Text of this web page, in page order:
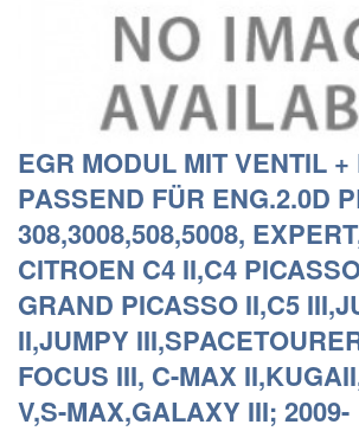
EGR MODUL MIT VENTIL
PASSEND FÜR ENG.2.0D
308,3008,508,5008,
CITROEN C4 II,C4
GRAND PICASSO II,C5
II,JUMPY
FOCUS III, C-MAX
V,S-MAX,GALAXY III; 2009-